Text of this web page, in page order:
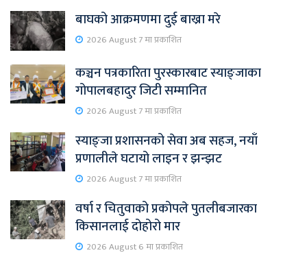
बाघको आक्रमणमा दुई बाख्रा मरे
2026 August 7 मा प्रकाशित
कञ्चन पत्रकारिता पुरस्कारबाट स्याङ्जाका
गोपालबहादुर जिटी सम्मानित
2026 August 7 मा प्रकाशित
स्याङ्जा प्रशासनको सेवा अब सहज, नयाँ
प्रणालीले घटायो लाइन र झन्झट
2026 August 7 मा प्रकाशित
वर्षा र चितुवाको प्रकोपले पुतलीबजारका
किसानलाई दोहोरो मार
2026 August 6 मा प्रकाशित